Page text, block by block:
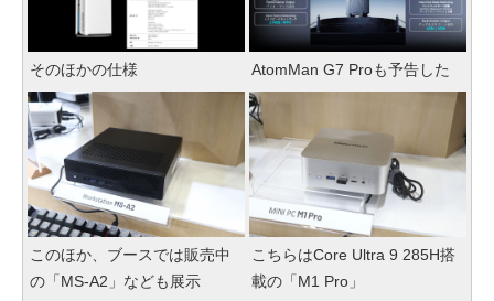
そのほかの仕様 AtomMan G7 Proも予告した
このほか、ブースでは販売中
の「MS-A2」なども展示
こちらはCore Ultra 9 285H搭
載の「M1 Pro」